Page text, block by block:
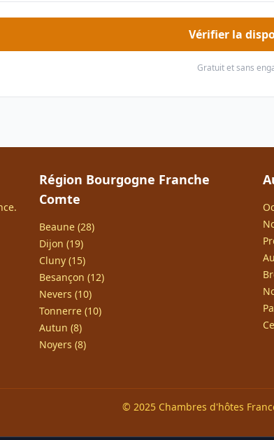
Vérifier la
Gratuit et sans
Région Bourgogne Franche
Comte
Beaune (28)
Dijon (19)
Cluny (15)
Besançon (12)
Nevers (10)
Tonnerre (10)
Autun (8)
Noyers (8)
© 2025 Chambres d'hôtes